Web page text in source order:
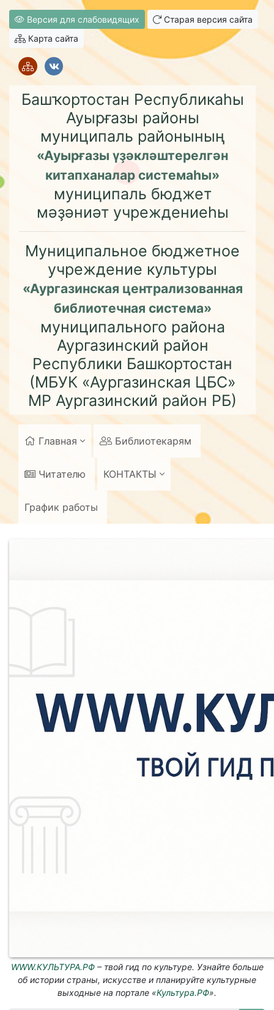
Версия для слабовидящих
Старая версия сайта
Карта сайта
Башҡортостан Республикаһы
Ауырғазы районы
муниципаль районының
«Ауырғазы үҙәкләштерелгән
китапханалар системаһы»
муниципаль бюджет
мәҙәниәт учреждениеһы
Муниципальное бюджетное
учреждение культуры
«Аургазинская централизованная
библиотечная система»
муниципального района
Аургазинский район
Республики Башкортостан
(МБУК «Аургазинская ЦБС»
МР Аургазинский район РБ)
Главная Библиотекарям
Читателю КОНТАКТЫ
График работы
WWW.КУЛЬТУРА.РФ– твой гид по культуре. Узнайте больше
об истории страны, искусстве и планируйте культурные
выходные на портале «Культура.РФ».